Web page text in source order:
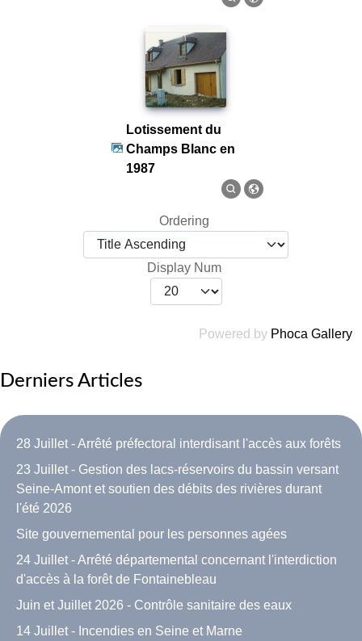
Lotissement du
Champs Blanc en
1987
Ordering
Display Num
Powered by Phoca Gallery
Derniers Articles
28 Juillet - Arrêté préfectoral interdisant l'accès aux forêts
23 Juillet - Gestion des lacs-réservoirs du bassin versant
Seine-Amont et soutien des débits des rivières durant
l'été 2026
Site gouvernemental pour les personnes agées
24 Juillet - Arrêté départemental concernant l'interdiction
d'accès à la forêt de Fontainebleau
Juin et Juillet 2026 - Contrôle sanitaire des eaux
14 Juillet - Incendies en Seine et Marne